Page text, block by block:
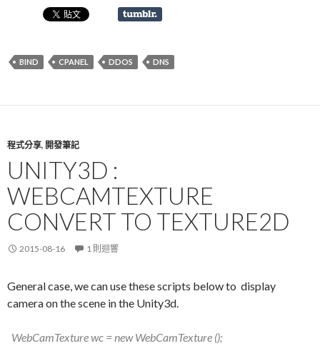
BIND CPANEL DDOS DNS
程式分享, 開發筆記
UNITY3D :
WEBCAMTEXTURE
CONVERT TO TEXTURE2D
2015-08-16 1 則迴響
General case, we can use these scripts below to display
camera on the scene in the Unity3d.
WebCamTexturewc = new WebCamTexture ();